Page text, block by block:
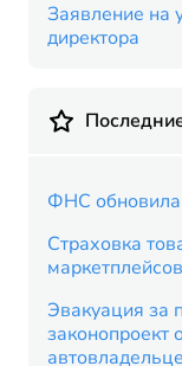
Заявление на
директора
ФНС
Страховка
маркетплейсов
Эвакуация за
законопроект